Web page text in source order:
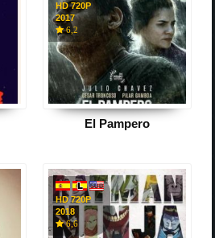
HD 720P
2017
6,2
El Pampero
HD 720P
2018
6,6